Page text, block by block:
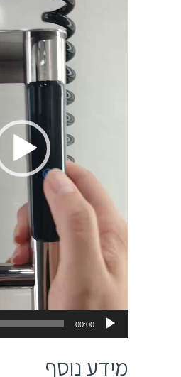
00:00
מידע נוסף